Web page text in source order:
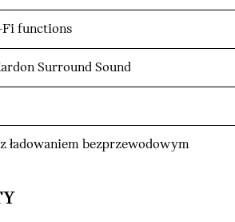
functions
Surround Sound
ładowaniem bezprzewodowym